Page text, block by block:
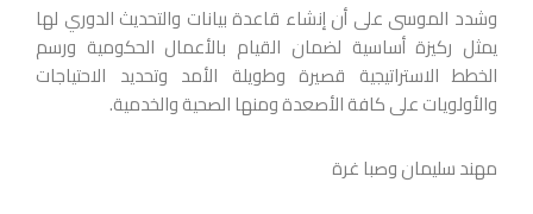
وشدد الموسى على أن إنشاء قاعدة بيانات والتحديث الدوري لها
يمثل ركيزة أساسية ‏لضمان القيام بالأعمال الحكومية ورسم
الخطط الاستراتيجية قصيرة وطويلة ‏الأمد وتحديد الاحتياجات
والأولويات على كافة الأصعدة ومنها الصحية والخدمية.‏
مهند سليمان وصبا غرة